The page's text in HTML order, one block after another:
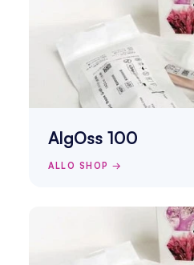
AlgOss 100
ALLO SHOP →